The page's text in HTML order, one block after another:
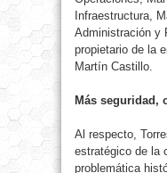
Infraestructura,
Administración y
propietario de la
Martín Castillo.
Más seguridad,
Al respecto,
estratégico de la
problemática